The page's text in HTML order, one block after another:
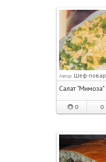
Автор: Шеф-повар
Салат "Мимоза"
0 0